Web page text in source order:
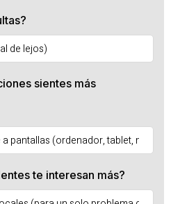
sientes más
te interesan más?